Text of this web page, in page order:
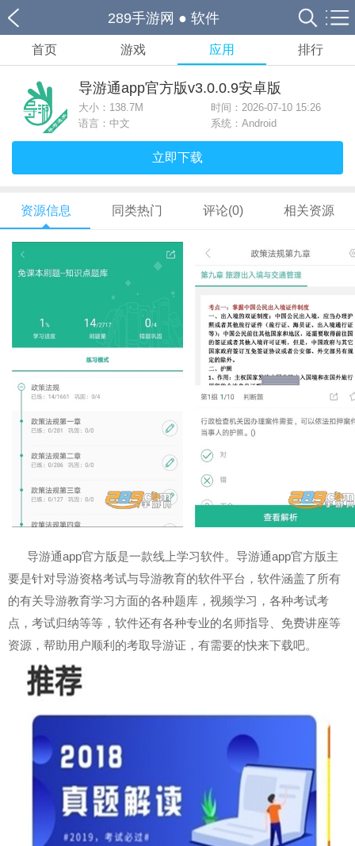
289手游网 ● 软件
首页 游戏 应用 排行
导游通app官方版v3.0.0.9安卓版
大小： 138.7M
时间：2026-07-10 15:26
语言：中文
系统：Android
立即下载
资源信息 同类热门 评论(0) 相关资源
导游通app官方版是一款线上学习软件。导游通app官方版主
要是针对导游资格考试与导游教育的软件平台，软件涵盖了所有
的有关导游教育学习方面的各种题库，视频学习，各种考试考
点，考试归纳等等，软件还有各种专业的名师指导、免费讲座等
资源，帮助用户顺利的考取导游证，有需要的快来下载吧。